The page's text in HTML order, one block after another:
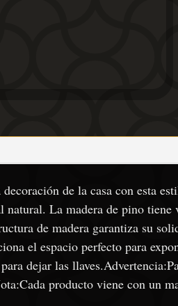
de la casa con esta
La madera de pino
de madera garantiza su
el espacio perfecto para
dejar las
producto viene con un